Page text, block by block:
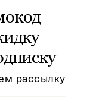
рассылку